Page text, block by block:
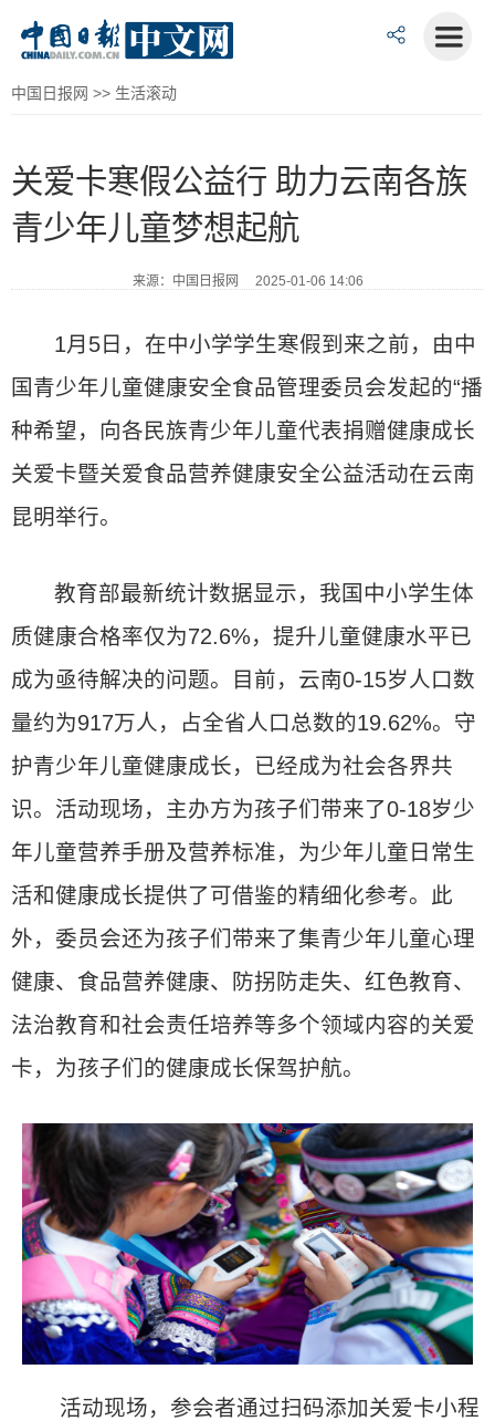
中国日报网 >> 生活滚动
关爱卡寒假公益行 助力云南各族
青少年儿童梦想起航
来源：中国日报网 2025-01-06 14:06
1月5日，在中小学学生寒假到来之前，由中
国青少年儿童健康安全食品管理委员会发起的“播
种希望，向各民族青少年儿童代表捐赠健康成长
关爱卡暨关爱食品营养健康安全公益活动在云南
昆明举行。
教育部最新统计数据显示，我国中小学生体
质健康合格率仅为72.6%，提升儿童健康水平已
成为亟待解决的问题。目前，云南0-15岁人口数
量约为917万人，占全省人口总数的19.62%。守
护青少年儿童健康成长，已经成为社会各界共
识。活动现场，主办方为孩子们带来了0-18岁少
年儿童营养手册及营养标准，为少年儿童日常生
活和健康成长提供了可借鉴的精细化参考。此
外，委员会还为孩子们带来了集青少年儿童心理
健康、食品营养健康、防拐防走失、红色教育、
法治教育和社会责任培养等多个领域内容的关爱
卡，为孩子们的健康成长保驾护航。
活动现场，参会者通过扫码添加关爱卡小程